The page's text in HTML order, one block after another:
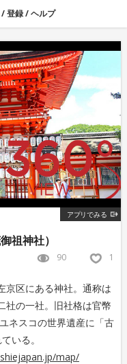
/登録/ヘルプ
アプリでみる
祖神社）
90 1
京区にある神社。通称は
社の一社。旧社格は官幣
ネスコの世界遺産に「古
いる。
map/